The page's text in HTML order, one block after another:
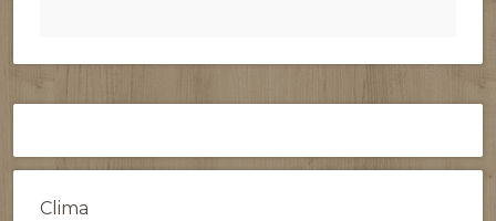
Clima